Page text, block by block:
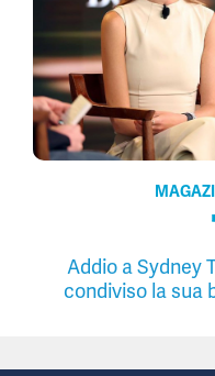
Addio a Sydney
condiviso la sua